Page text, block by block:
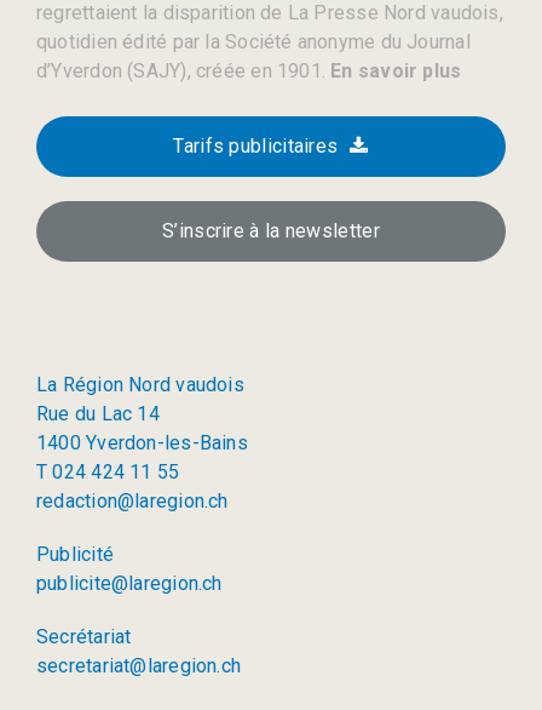
regrettaient la disparition de La Presse Nord vaudois,
quotidien édité par la Société anonyme du Journal
d’Yverdon (SAJY), créée en 1901. En savoir plus
Tarifs publicitaires
S’inscrire à la newsletter
La Région Nord vaudois
Rue du Lac 14
1400 Yverdon-les-Bains
T 024 424 11 55
redaction@laregion.ch
Publicité
publicite@laregion.ch
Secrétariat
secretariat@laregion.ch